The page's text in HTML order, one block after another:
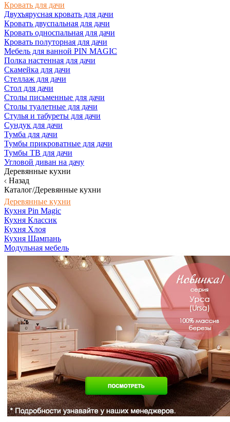
Кровать для дачи
Двухъярусная кровать для дачи
Кровать двуспальная для дачи
Кровать односпальная для дачи
Кровать полуторная для дачи
Мебель для ванной PIN MAGIC
Полка настенная для дачи
Скамейка для дачи
Стеллаж для дачи
Стол для дачи
Столы письменные для дачи
Столы туалетные для дачи
Стулья и табуреты для дачи
Сундук для дачи
Тумба для дачи
Тумбы прикроватные для дачи
Тумбы ТВ для дачи
Угловой диван на дачу
Деревянные кухни
Назад
Каталог/Деревянные кухни
Деревянные кухни
Кухня Pin Magic
Кухня Классик
Кухня Хлоя
Кухня Шампань
Модульная мебель